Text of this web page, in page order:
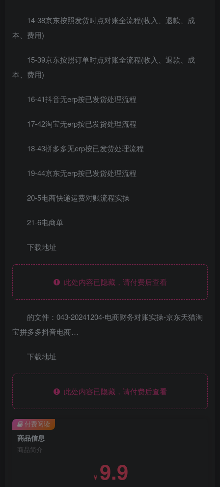
14-38京东按照发货时点对账全流程(收入、退款、成
本、费用)
15-39京东按照订单时点对账全流程(收入、退款、成
本、费用)
16-41抖音无erp按已发货处理流程
17-42淘宝无erp按已发货处理流程
18-43拼多多无erp按已发货处理流程
19-44京东无erp按已发货处理流程
20-5电商快递运费对账流程实操
21-6电商单
下载地址
此处内容已隐藏，请付费后查看
的文件：043-20241204-电商财务对账实操-京东天猫淘
宝拼多多抖音电商…
下载地址
此处内容已隐藏，请付费后查看
商品信息
商品简介
￥ 9.9
付费阅读